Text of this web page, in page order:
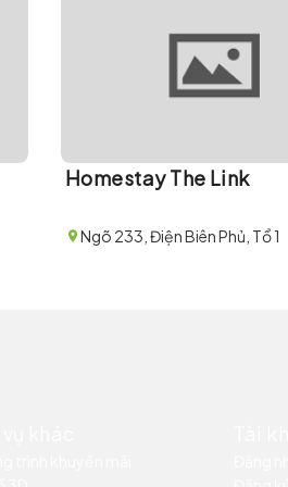
Homestay The Link
Ngõ 233, Điện Biên Phủ, Tổ 1